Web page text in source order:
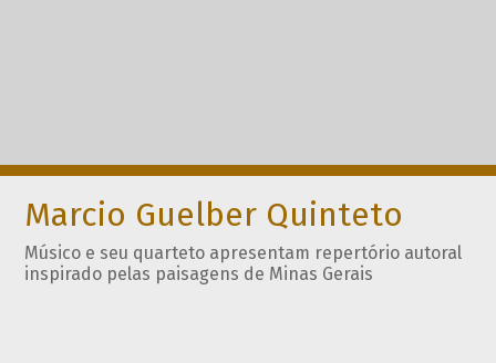
Marcio Guelber Quinteto
Músico e seu quarteto apresentam repertório autoral
inspirado pelas paisagens de Minas Gerais